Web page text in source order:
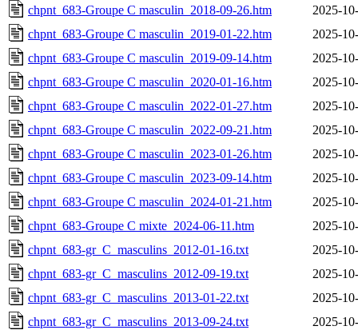
chpnt_683-Groupe C masculin_2018-09-26.htm
2025-
chpnt_683-Groupe C masculin_2019-01-22.htm
2025-
chpnt_683-Groupe C masculin_2019-09-14.htm
2025-
chpnt_683-Groupe C masculin_2020-01-16.htm
2025-
chpnt_683-Groupe C masculin_2022-01-27.htm
2025-
chpnt_683-Groupe C masculin_2022-09-21.htm
2025-
chpnt_683-Groupe C masculin_2023-01-26.htm
2025-
chpnt_683-Groupe C masculin_2023-09-14.htm
2025-
chpnt_683-Groupe C masculin_2024-01-21.htm
2025-
chpnt_683-Groupe C mixte_2024-06-11.htm
2025-
chpnt_683-gr_C_masculins_2012-01-16.txt
2025-
chpnt_683-gr_C_masculins_2012-09-19.txt
2025-
chpnt_683-gr_C_masculins_2013-01-22.txt
2025-
chpnt_683-gr_C_masculins_2013-09-24.txt
2025-